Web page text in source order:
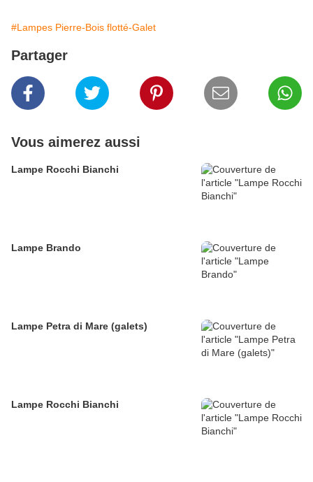
#Lampes Pierre-Bois flotté-Galet
Partager
Vous aimerez aussi
Lampe Rocchi Bianchi
Lampe Brando
Lampe Petra di Mare (galets)
Lampe Rocchi Bianchi